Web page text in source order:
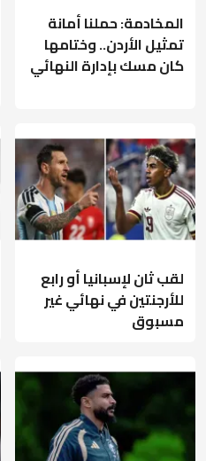
المخادمة: حملنا أمانة
تمثيل الأردن.. وختامها
كان مسك بإدارة النهائي
لقب ثان لإسبانيا أو رابع
للأرجنتين في نهائي غير
مسبوق